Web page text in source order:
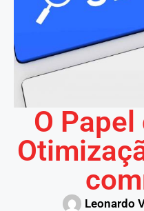
O Papel
Leonardo